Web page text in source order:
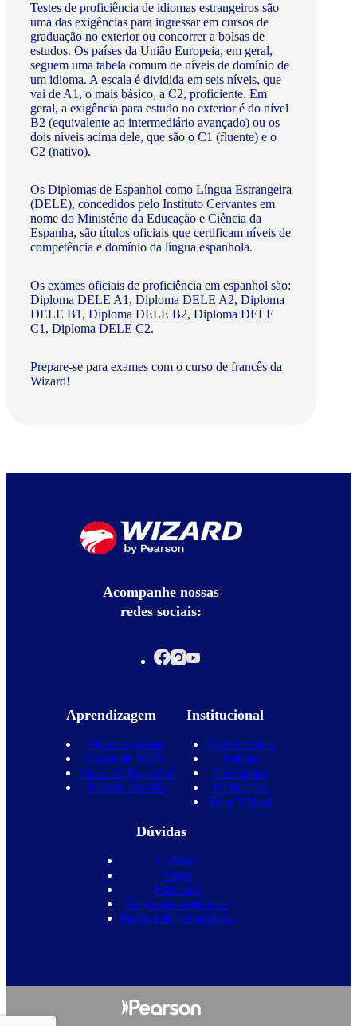
Testes de proficiência de idiomas estrangeiros são
uma das exigências para ingressar em cursos de
graduação no exterior ou concorrer a bolsas de
estudos. Os países da União Europeia, em geral,
seguem uma tabela comum de níveis de domínio de
um idioma. A escala é dividida em seis níveis, que
vai de A1, o mais básico, a C2, proficiente. Em
geral, a exigência para estudo no exterior é do nível
B2 (equivalente ao intermediário avançado) ou os
dois níveis acima dele, que são o C1 (fluente) e o
C2 (nativo).
Os Diplomas de Espanhol como Língua Estrangeira
(DELE), concedidos pelo Instituto Cervantes em
nome do Ministério da Educação e Ciência da
Espanha, são títulos oficiais que certificam níveis de
competência e domínio da língua espanhola.
Os exames oficiais de proficiência em espanhol são:
Diploma DELE A1, Diploma DELE A2, Diploma
DELE B1, Diploma DELE B2, Diploma DELE
C1, Diploma DELE C2.
Prepare-se para exames com o curso de francês da
Wizard!
Acompanhe nossas
redes sociais:
Aprendizagem
Nossos Cursos
Curso de Inglês
Curso de Espanhol
Nossas Escolas
Institucional
Quem Somos
Equipe
Novidades
Promoções
Blog Wizard
Dúvidas
Contato
Vagas
Parcerias
Perguntas frequentes
Política de privacidade